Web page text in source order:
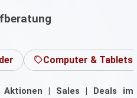
Computer & Tablets
| Sales | Deals im